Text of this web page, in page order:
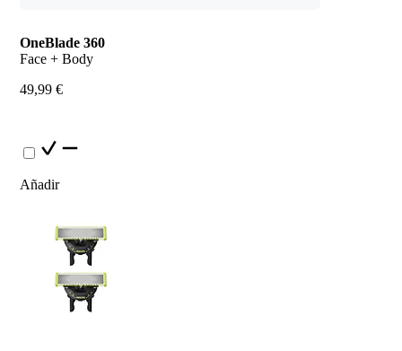
OneBlade 360
Face + Body
49,99 €
Añadir